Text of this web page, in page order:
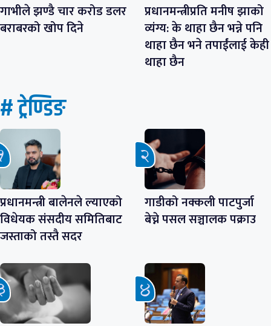
गाभीले झण्डै चार करोड डलर
बराबरको खोप दिने
प्रधानमन्त्रीप्रति मनीष झाको
व्यंग्य: के थाहा छैन भन्ने पनि
थाहा छैन भने तपाईंलाई केही
थाहा छैन
# ट्रेण्डिङ
प्रधानमन्त्री बालेनले ल्याएको
विधेयक संसदीय समितिबाट
जस्ताको तस्तै सदर
गाडीको नक्कली पाटपुर्जा
बेच्ने पसल सञ्चालक पक्राउ